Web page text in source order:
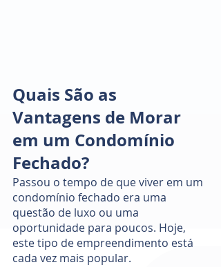
Quais São as
Vantagens de Morar
em um Condomínio
Fechado?
Passou o tempo de que viver em um
condomínio fechado era uma
questão de luxo ou uma
oportunidade para poucos. Hoje,
este tipo de empreendimento está
cada vez mais popular.